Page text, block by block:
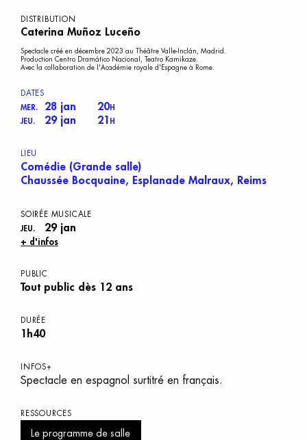
DISTRIBUTION
Caterina Muñoz Luceño
Spectacle créé en décembre 2023 au Théâtre Valle-Inclán, Madrid.
Production Centro Dramático Nacional, Teatro Kamikaze.
Avec la collaboration de l'Académie royale d'Espagne à Rome.
DATES
MER.
28 jan 20H
JEU.
29 jan 21 H
LIEU
Comédie (Grande salle)
Chaussée Bocquaine, Esplanade Malraux, Reims
SOIRÉE MUSICALE
JEU.
29 jan
+ d'infos
PUBLIC
Tout public dès 12 ans
DURÉE
1h40
INFOS+
Spectacle en espagnol surtitré en français.
RESSOURCES
Le programme de salle